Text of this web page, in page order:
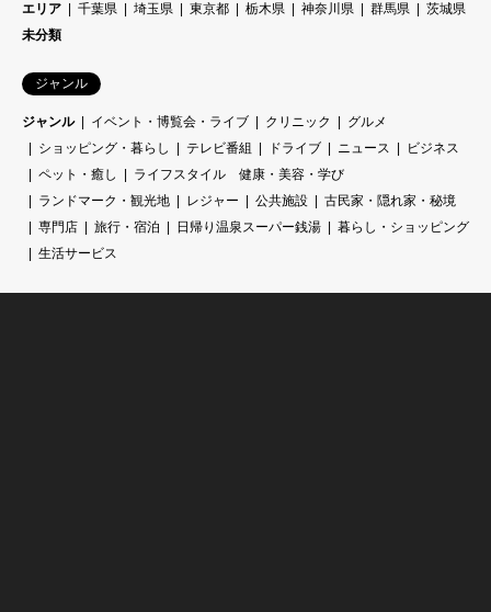
エリア 千葉県 埼玉県 東京都 栃木県 神奈川県 群馬県
茨城県
未分類
ジャンル
ジャンル イベント・博覧会・ライブ クリニック
グルメ
ショッピング・暮らし
テレビ番組 ドライブ ニュース
ビジネス
ペット・癒し
ライフスタイル 健康・美容・学び
ランドマーク・観光地
レジャー 公共施設
古民家・隠れ家・秘境
専門店
旅行・宿泊 日帰り温泉スーパー銭湯
暮らし・ショッピング
生活サービス